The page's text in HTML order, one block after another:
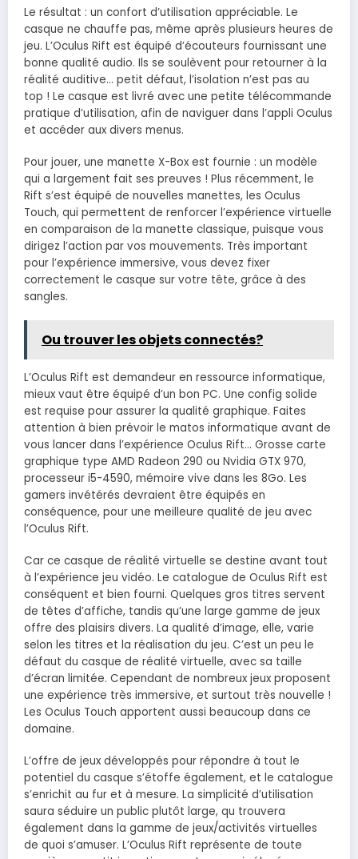
Le résultat : un confort d’utilisation appréciable. Le
casque ne chauffe pas, même après plusieurs heures de
jeu. L’Oculus Rift est équipé d’écouteurs fournissant une
bonne qualité audio. Ils se soulèvent pour retourner à la
réalité auditive… petit défaut, l’isolation n’est pas au
top ! Le casque est livré avec une petite télécommande
pratique d’utilisation, afin de naviguer dans l’appli Oculus
et accéder aux divers menus.
Pour jouer, une manette X-Box est fournie : un modèle
qui a largement fait ses preuves ! Plus récemment, le
Rift s’est équipé de nouvelles manettes, les Oculus
Touch, qui permettent de renforcer l’expérience virtuelle
en comparaison de la manette classique, puisque vous
dirigez l’action par vos mouvements. Très important
pour l’expérience immersive, vous devez fixer
correctement le casque sur votre tête, grâce à des
sangles.
Ou trouver les objets connectés?
L’Oculus Rift est demandeur en ressource informatique,
mieux vaut être équipé d’un bon PC. Une config solide
est requise pour assurer la qualité graphique. Faites
attention à bien prévoir le matos informatique avant de
vous lancer dans l’expérience Oculus Rift… Grosse carte
graphique type AMD Radeon 290 ou Nvidia GTX 970,
processeur i5-4590, mémoire vive dans les 8Go. Les
gamers invétérés devraient être équipés en
conséquence, pour une meilleure qualité de jeu avec
l’Oculus Rift.
Car ce casque de réalité virtuelle se destine avant tout
à l’expérience jeu vidéo. Le catalogue de Oculus Rift est
conséquent et bien fourni. Quelques gros titres servent
de têtes d’affiche, tandis qu’une large gamme de jeux
offre des plaisirs divers. La qualité d’image, elle, varie
selon les titres et la réalisation du jeu. C’est un peu le
défaut du casque de réalité virtuelle, avec sa taille
d’écran limitée. Cependant de nombreux jeux proposent
une expérience très immersive, et surtout très nouvelle !
Les Oculus Touch apportent aussi beaucoup dans ce
domaine.
L’offre de jeux développés pour répondre à tout le
potentiel du casque s’étoffe également, et le catalogue
s’enrichit au fur et à mesure. La simplicité d’utilisation
saura séduire un public plutôt large, qu trouvera
également dans la gamme de jeux/activités virtuelles
de quoi s’amuser. L’Oculus Rift représente de toute